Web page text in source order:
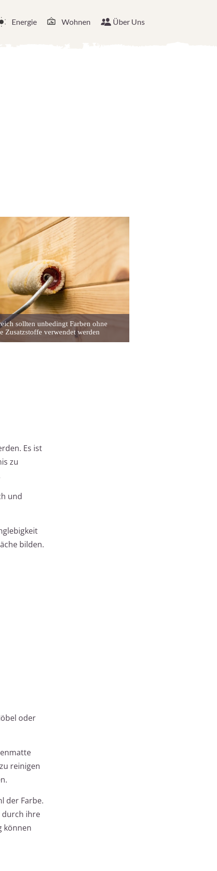
Energie Wohnen Über Uns
sollten unbedingt Farben ohne
Zusatzstoffe verwendet werden
Es ist
zu
und
bilden.
oder
reinigen
der Farbe.
durch ihre
können